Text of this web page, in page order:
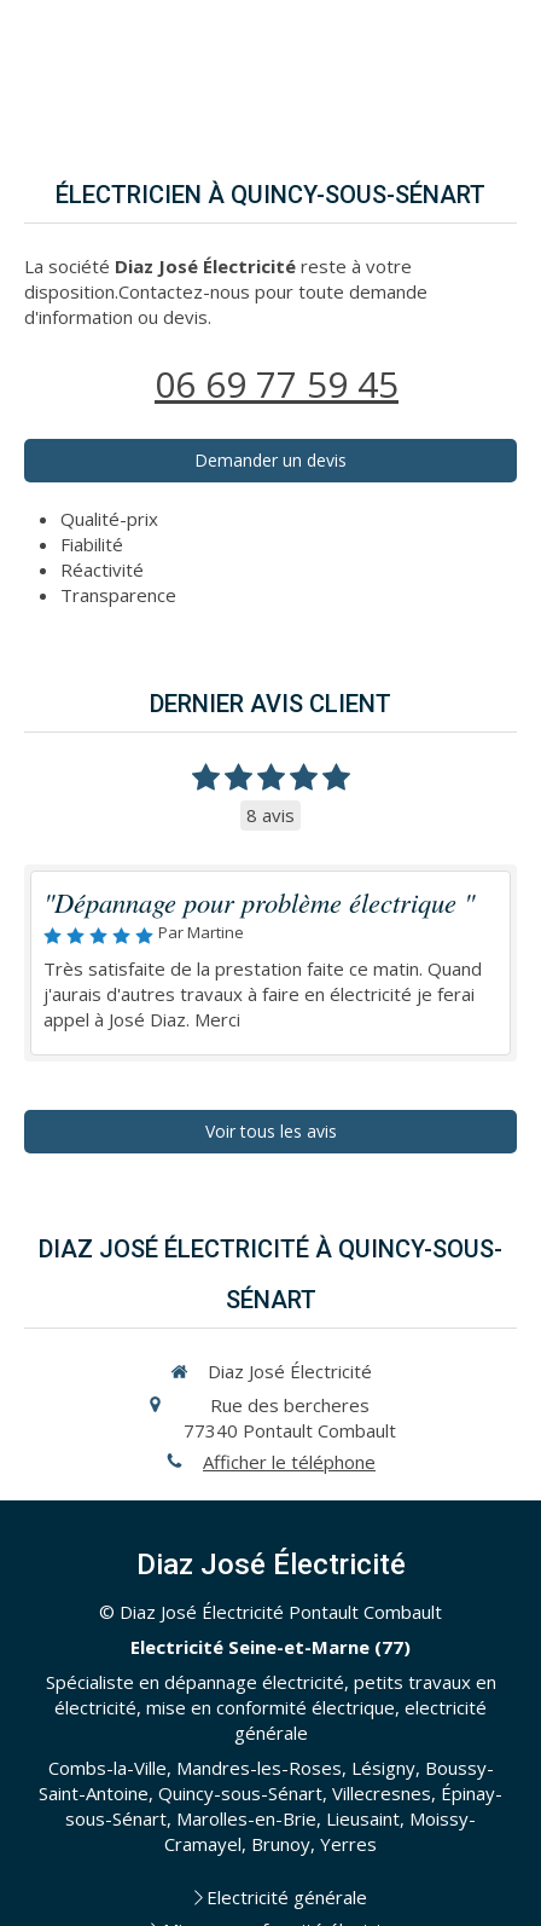
ÉLECTRICIEN À QUINCY-SOUS-SÉNART
La société Diaz José Électricité reste à votre
disposition.Contactez-nous pour toute demande
d'information ou devis.
06 69 77 59 45
Demander un devis
Qualité-prix
Fiabilité
Réactivité
Transparence
DERNIER AVIS CLIENT
8 avis
"Dépannage pour problème électrique "
Par Martine
Très satisfaite de la prestation faite ce matin. Quand
j'aurais d'autres travaux à faire en électricité je ferai
appel à José Diaz. Merci
Voir tous les avis
DIAZ JOSÉ ÉLECTRICITÉ À QUINCY-SOUS-
SÉNART
Diaz José Électricité
Rue des bercheres
77340 Pontault Combault
Afficher le téléphone
Diaz José Électricité
© Diaz José Électricité Pontault Combault
Electricité Seine-et-Marne (77)
Spécialiste en dépannage électricité, petits travaux en
électricité, mise en conformité électrique, electricité
générale
Combs-la-Ville, Mandres-les-Roses, Lésigny, Boussy-
Saint-Antoine, Quincy-sous-Sénart, Villecresnes, Épinay-
sous-Sénart, Marolles-en-Brie, Lieusaint, Moissy-
Cramayel, Brunoy, Yerres
Electricité générale